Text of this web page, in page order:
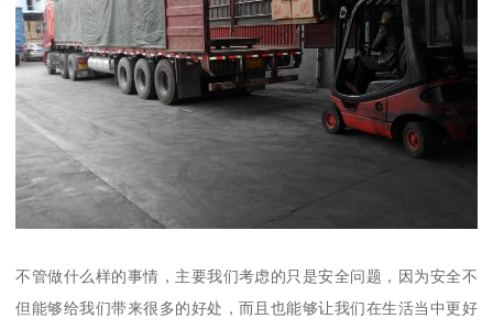
不管做什么样的事情，主要我们考虑的只是安全问题，因为安全不
但能够给我们带来很多的好处，而且也能够让我们在生活当中更好